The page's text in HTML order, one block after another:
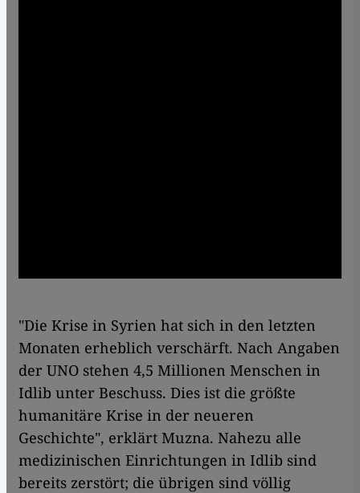
"Die Krise in Syrien hat sich in den letzten
Monaten erheblich verschärft. Nach Angaben
der UNO stehen 4,5 Millionen Menschen in
Idlib unter Beschuss. Dies ist die größte
humanitäre Krise in der neueren
Geschichte", erklärt Muzna. Nahezu alle
medizinischen Einrichtungen in Idlib sind
bereits zerstört; die übrigen sind völlig